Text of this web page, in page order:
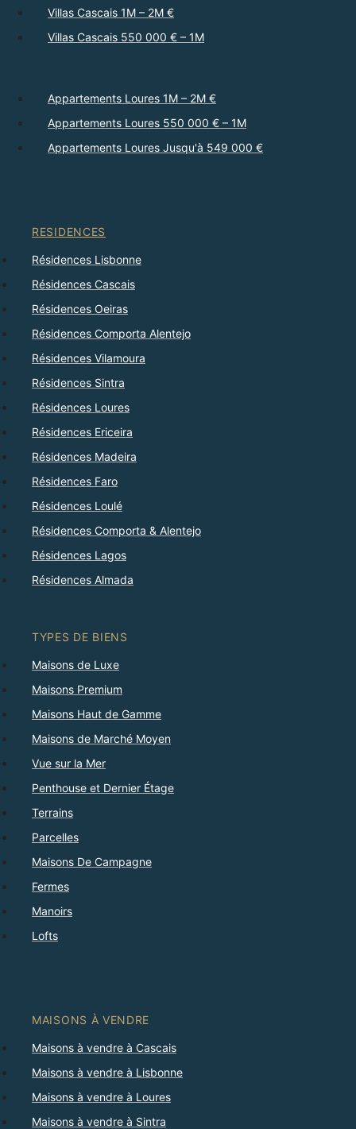
Villas Cascais 1M – 2M €
Villas Cascais 550 000 € – 1M
Appartements Loures 1M – 2M €
Appartements Loures 550 000 € – 1M
Appartements Loures Jusqu'à 549 000 €
RESIDENCES
Résidences Lisbonne
Résidences Cascais
Résidences Oeiras
Résidences Comporta Alentejo
Résidences Vilamoura
Résidences Sintra
Résidences Loures
Résidences Ericeira
Résidences Madeira
Résidences Faro
Résidences Loulé
Résidences Comporta & Alentejo
Résidences Lagos
Résidences Almada
TYPES DE BIENS
Maisons de Luxe
Maisons Premium
Maisons Haut de Gamme
Maisons de Marché Moyen
Vue sur la Mer
Penthouse et Dernier Étage
Terrains
Parcelles
Maisons De Campagne
Fermes
Manoirs
Lofts
MAISONS À VENDRE
Maisons à vendre à Cascais
Maisons à vendre à Lisbonne
Maisons à vendre à Loures
Maisons à vendre à Sintra